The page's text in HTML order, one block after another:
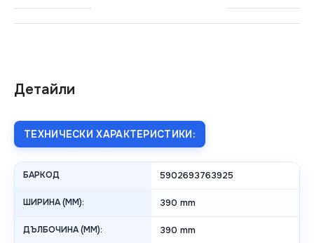
Детайли
ТЕХНИЧЕСКИ ХАРАКТЕРИСТИКИ:
БАРКОД 5902693763925
ШИРИНА (MM): 390 mm
ДЪЛБОЧИНА (MM): 390 mm